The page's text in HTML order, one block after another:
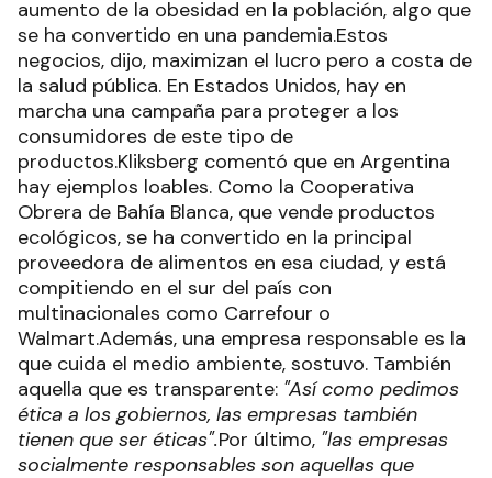
aumento de la obesidad en la población, algo que
se ha convertido en una pandemia.Estos
negocios, dijo, maximizan el lucro pero a costa de
la salud pública. En Estados Unidos, hay en
marcha una campaña para proteger a los
consumidores de este tipo de
productos.Kliksberg comentó que en Argentina
hay ejemplos loables. Como la Cooperativa
Obrera de Bahía Blanca, que vende productos
ecológicos, se ha convertido en la principal
proveedora de alimentos en esa ciudad, y está
compitiendo en el sur del país con
multinacionales como Carrefour o
Walmart.Además, una empresa responsable es la
que cuida el medio ambiente, sostuvo. También
aquella que es transparente: "Así como pedimos
ética a los gobiernos, las empresas también
tienen que ser éticas".Por último, "las empresas
socialmente responsables son aquellas que